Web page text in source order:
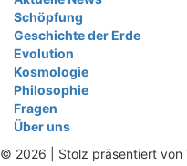
Schöpfung
Geschichte der Erde
Evolution
Kosmologie
Philosophie
Fragen
Über uns
© 2026
Stolz präsentiert von